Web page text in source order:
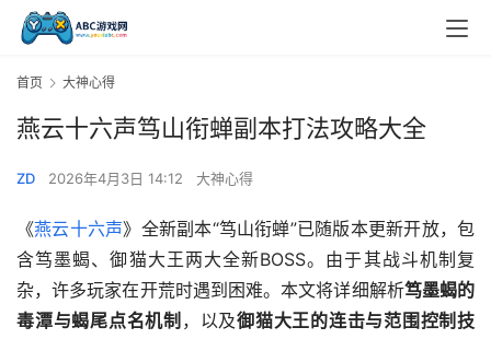
首页 大神心得
燕云十六声笃山衔蝉副本打法攻略大全
ZD 2026年4月3日 14:12 大神心得
《燕云十六声》全新副本“笃山衔蝉”已随版本更新开放，包
含笃墨蝎、御猫大王两大全新BOSS。由于其战斗机制复
杂，许多玩家在开荒时遇到困难。本文将详细解析笃墨蝎的
毒潭与蝎尾点名机制 ，以及御猫大王的连击与范围控制技